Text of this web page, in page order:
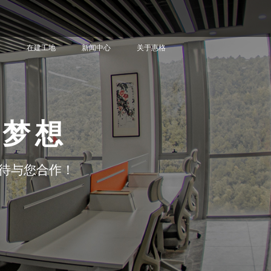
在建工地 新闻中心 关于惠格
想
与您合作！